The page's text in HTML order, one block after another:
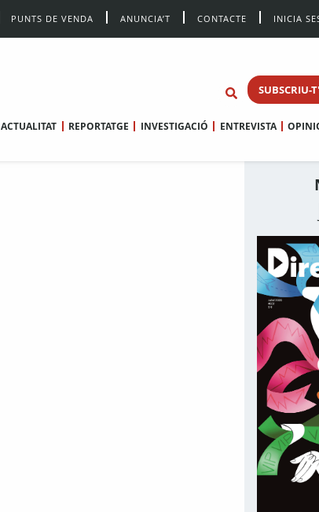
PUNTS DE VENDA ANUNCIA’T CONTACTE INICIA
SUBSCRIU-
ACTUALITAT REPORTATGE INVESTIGACIÓ ENTREVISTA